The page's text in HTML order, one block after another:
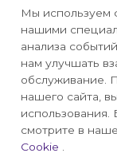
Заказать
г.
© 2026
Мы используем
нашими
анализа
нам улучшать
обслуживание.
нашего сайта,
смотрите в
Cookie